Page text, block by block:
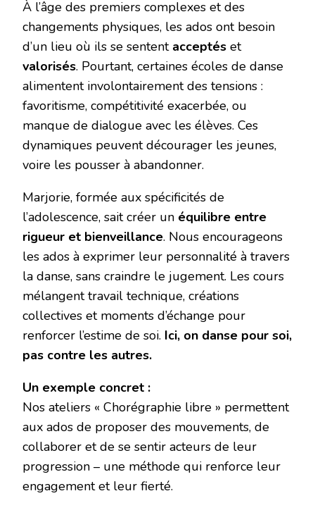
À l’âge des premiers complexes et des
changements physiques, les ados ont besoin
d’un lieu où ils se sentent ‌ acceptés ‌ et
valorisés‌. Pourtant, certaines écoles de danse
alimentent involontairement des tensions :
favoritisme, compétitivité exacerbée, ou
manque de dialogue avec les élèves. Ces
dynamiques peuvent décourager les jeunes,
voire les pousser à abandonner.
Marjorie, formée aux spécificités de
l’adolescence, sait créer un ‌ équilibre entre
rigueur et bienveillance‌. Nous encourageons
les ados à exprimer leur personnalité à travers
la danse, sans craindre le jugement. Les cours
mélangent travail technique, créations
collectives et moments d’échange pour
renforcer l’estime de soi. ‌ Ici, on danse pour soi,
pas contre les autres.
Un exemple concret :
Nos ateliers « Chorégraphie libre » permettent
aux ados de proposer des mouvements, de
collaborer et de se sentir acteurs de leur
progression – une méthode qui renforce leur
engagement et leur fierté.